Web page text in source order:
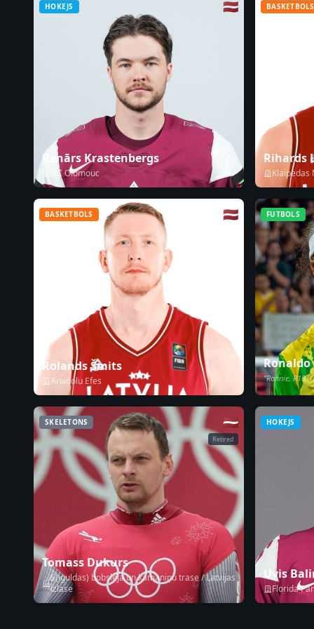
HOKEJS 🇱🇻
Renārs Krastenbergs
HC Olomouc
BASKETBOLS
Rihards
Klaipėdas
BASKETBOLS 🇱🇻
Rolands Šmits
Anadolu Efes
FUTBOLS
Ronaldo
"Ronnie, R10,
SKELETONS 🇱🇻
Retired
Tomass Dukurs
S(iguldas) bobsleja un kamaniņu trase / Latvijas
izlase
HOKEJS
Uvis
Florida